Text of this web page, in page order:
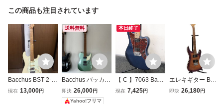
この商品も注目されています
Bacchus BST-2-R
SM ストラト スト
現在 13,000円
送料無料
Bacchus バッカス
エレキギター TA
C24 STD-RSM/M
即決 26,000円
Yahoo!フリマ
本日終了
【 C 】7063 Bacc
hus UNIVERSE S
現在 7,425円
エレキギター Bac
chus IMP24 FMH-
即決 26,180円